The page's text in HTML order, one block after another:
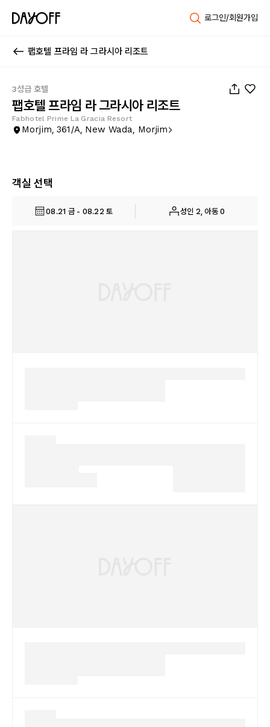
로그인/회원가입
팹호텔 프라임 라 그라시아 리조트
3성급 호텔
팹호텔 프라임 라 그라시아 리조트
Fabhotel Prime La Gracia Resort
Morjim, 361/A, New Wada, Morjim
객실 선택
08.21 금 - 08.22 토 성인 2, 아동 0